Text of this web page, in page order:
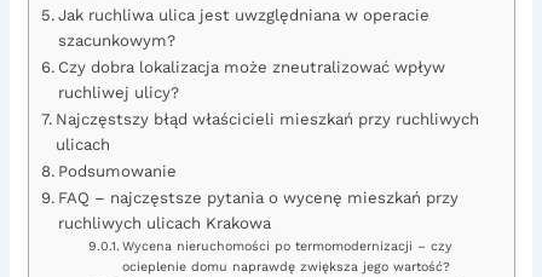
Jak ruchliwa ulica jest uwzględniana w operacie
szacunkowym?
Czy dobra lokalizacja może zneutralizować wpływ
ruchliwej ulicy?
Najczęstszy błąd właścicieli mieszkań przy ruchliwych
ulicach
Podsumowanie
FAQ – najczęstsze pytania o wycenę mieszkań przy
ruchliwych ulicach Krakowa
Wycena nieruchomości po termomodernizacji – czy
ocieplenie domu naprawdę zwiększa jego wartość?